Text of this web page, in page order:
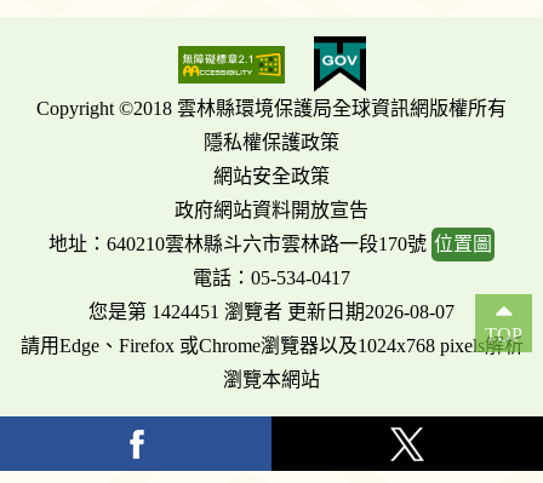
Copyright ©2018 雲林縣環境保護局全球資訊網版權所有
隱私權保護政策
網站安全政策
政府網站資料開放宣告
地址：640210雲林縣斗六市雲林路一段170號 位置圖
電話：05-534-0417
您是第 1424451 瀏覽者 更新日期2026-08-07
請用Edge、Firefox 或Chrome瀏覽器以及1024x768 pixels解析
瀏覽本網站
TOP